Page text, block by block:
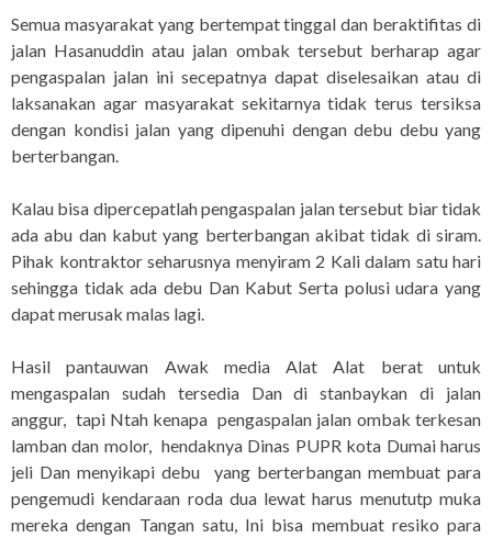
Semua masyarakat yang bertempat tinggal dan beraktifitas di
jalan Hasanuddin atau jalan ombak tersebut berharap agar
pengaspalan jalan ini secepatnya dapat diselesaikan atau di
laksanakan agar masyarakat sekitarnya tidak terus tersiksa
dengan kondisi jalan yang dipenuhi dengan debu debu yang
berterbangan.
Kalau bisa dipercepatlah pengaspalan jalan tersebut biar tidak
ada abu dan kabut yang berterbangan akibat tidak di siram.
Pihak kontraktor seharusnya menyiram 2 Kali dalam satu hari
sehingga tidak ada debu Dan Kabut Serta polusi udara yang
dapat merusak malas lagi.
Hasil pantauwan Awak media Alat Alat berat untuk
mengaspalan sudah tersedia Dan di stanbaykan di jalan
anggur, tapi Ntah kenapa pengaspalan jalan ombak terkesan
lamban dan molor, hendaknya Dinas PUPR kota Dumai harus
jeli Dan menyikapi debu yang berterbangan membuat para
pengemudi kendaraan roda dua lewat harus menututp muka
mereka dengan Tangan satu, Ini bisa membuat resiko para